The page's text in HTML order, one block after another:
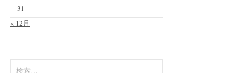
31
« 12月